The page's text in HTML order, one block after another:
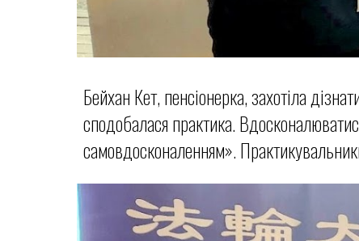
Бейхан Кет, пенсіонерка, захотіла
сподобалася практика.
самовдосконаленням».